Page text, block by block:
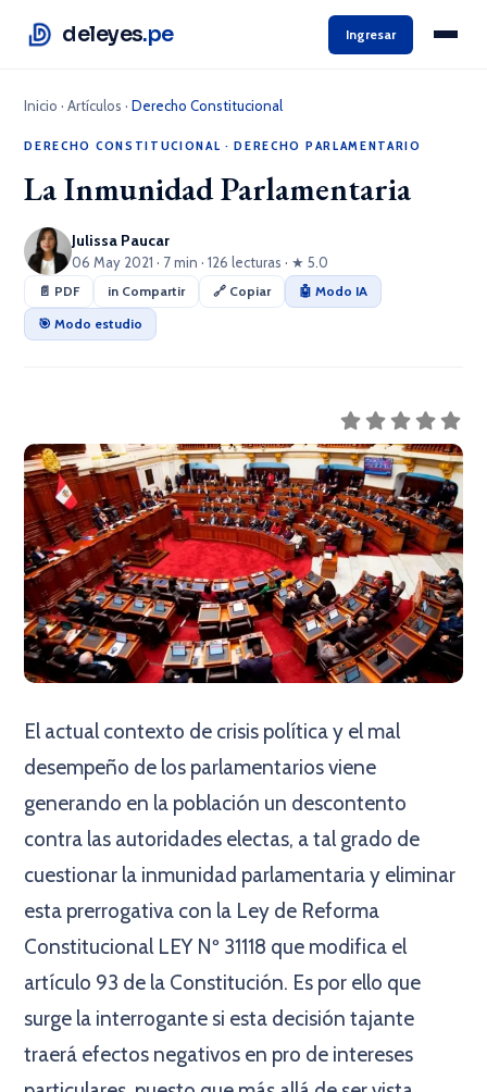
deleyes.pe Ingresar
Inicio ·Artículos ·Derecho Constitucional
DERECHO CONSTITUCIONAL ·DERECHO PARLAMENTARIO
La Inmunidad Parlamentaria
Julissa Paucar
06 May 2021 · 7 min · 126 lecturas · ★ 5.0
📄 PDF in Compartir 🔗 Copiar
🤖 Modo IA
🎯 Modo estudio
El actual contexto de crisis política y el mal
desempeño de los parlamentarios viene
generando en la población un descontento
contra las autoridades electas, a tal grado de
cuestionar la inmunidad parlamentaria y eliminar
esta prerrogativa con la Ley de Reforma
Constitucional LEY Nº 31118 que modifica el
artículo 93 de la Constitución. Es por ello que
surge la interrogante si esta decisión tajante
traerá efectos negativos en pro de intereses